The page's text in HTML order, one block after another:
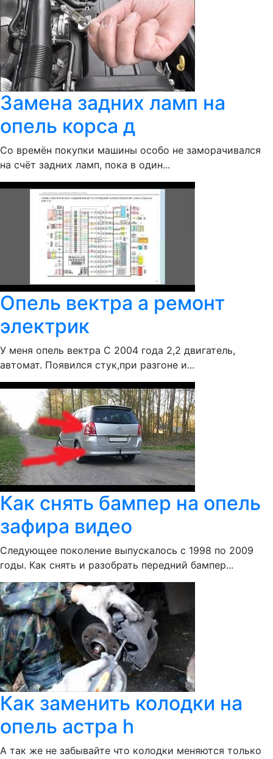
Замена задних ламп на
опель корса д
Со времён покупки машины особо не заморачивался
на счёт задних ламп, пока в один...
Опель вектра а ремонт
электрик
У меня опель вектра С 2004 года 2,2 двигатель,
автомат. Появился стук,при разгоне и...
Как снять бампер на опель
зафира видео
Следующее поколение выпускалось с 1998 по 2009
годы. Как снять и разобрать передний бампер...
Как заменить колодки на
опель астра h
А так же не забывайте что колодки меняются только